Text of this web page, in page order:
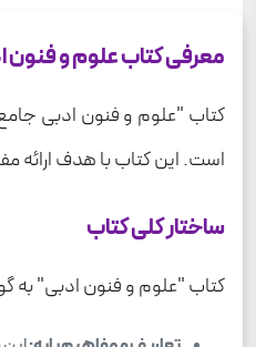
معرفی کتاب علوم و فنون
کتاب "علوم و فنون ادبی
است. این کتاب با هدف ارائه
ساختار کلی کتاب
کتاب "علوم و فنون ادبی"